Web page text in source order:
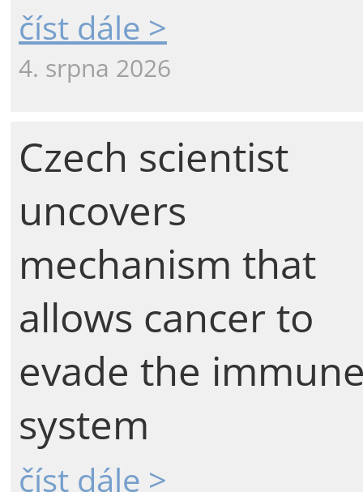
číst dále >
4. srpna 2026
Czech scientist
uncovers
mechanism that
allows cancer to
evade the
system
číst dále >